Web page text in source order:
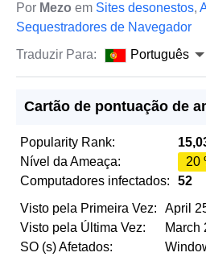
Por Mezo em Sites desonestos,
Sequestradores de Navegador
Traduzir Para:
Português
Cartão de pontuação de
Popularity Rank:
Nível da Ameaça:
20
Computadores infectados:
52
Visto pela Primeira Vez:
April
Visto pela Última Vez:
March
SO (s) Afetados: